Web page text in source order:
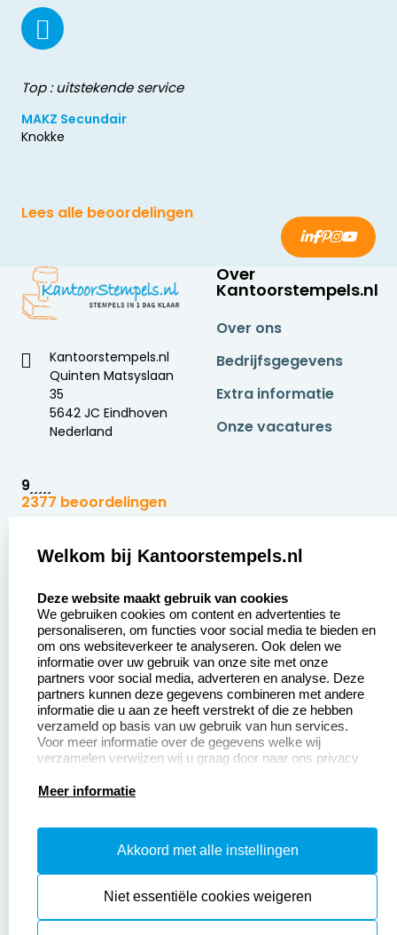
Top : uitstekende service
MAKZ Secundair
Knokke
Lees alle beoordelingen
Kantoorstempels.nl
Quinten Matsyslaan
35
5642 JC Eindhoven
Nederland
9
2377 beoordelingen
Over
Kantoorstempels.nl
Over ons
Bedrijfsgegevens
Extra informatie
Onze vacatures
Zakelijk:
Aanvraag op maat
Betaling &
Verzending
Wederverkoper
worden
Sale
Klantenservice:
Contact opnemen
Veel gestelde vragen
Retourneren
Herroepingsrecht
Productinformatie:
Instructiepagina
Safety Sheets
Sitemap
Welkom bij Kantoorstempels.nl
Deze website maakt gebruik van cookies
We gebruiken cookies om content en advertenties te
personaliseren, om functies voor social media te bieden en
om ons websiteverkeer te analyseren. Ook delen we
informatie over uw gebruik van onze site met onze
partners voor social media, adverteren en analyse. Deze
partners kunnen deze gegevens combineren met andere
informatie die u aan ze heeft verstrekt of die ze hebben
verzameld op basis van uw gebruik van hun services.
Voor meer informatie over de gegevens welke wij
verzamelen verwijzen wij u graag door naar ons privacy
Meer informatie
Akkoord met alle instellingen
Niet essentiële cookies weigeren